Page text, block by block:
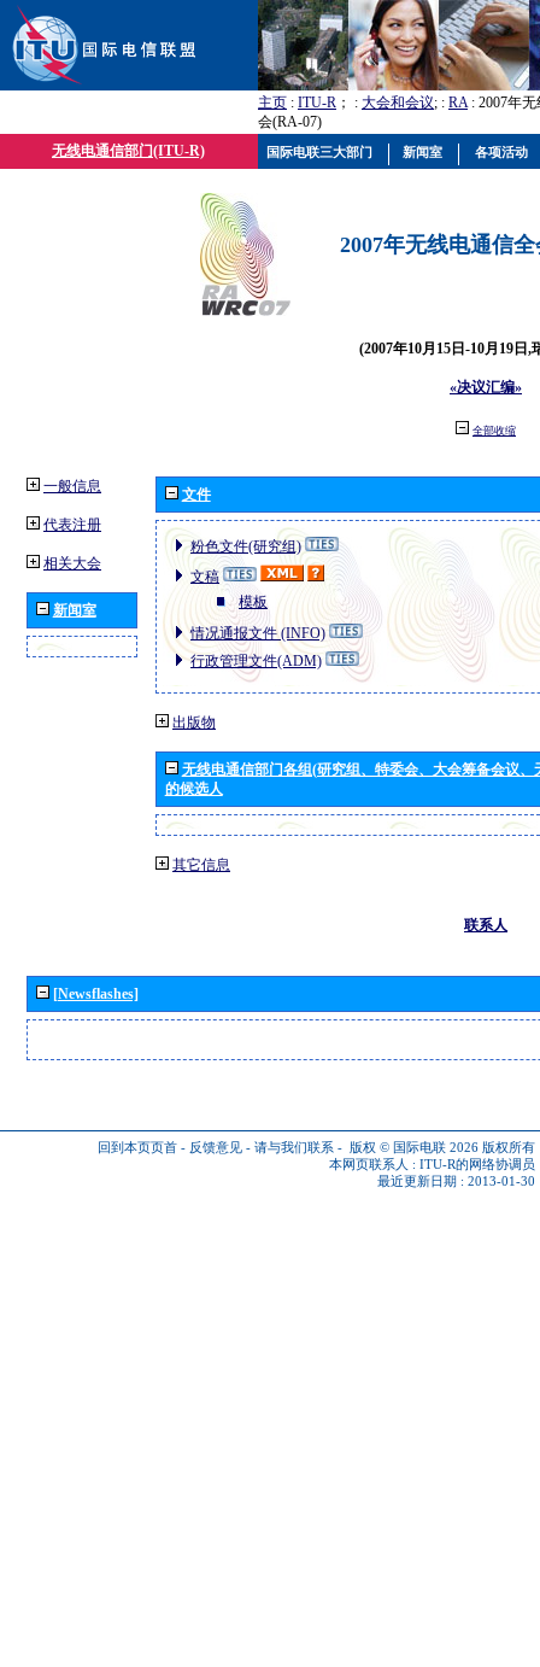
主页 : ITU-R ； : 大会和会议; : RA: 2007年
会(RA-07)
无线电通信部门(ITU-R)
2007年无线电通信
(2007年10月15日-10月19日,
«决议汇编»
全部收缩
一般信息
代表注册
相关大会
新闻室
文件
粉色文件(研究组)
文稿
模板
情况通报文件 (INFO)
行政管理文件(ADM)
出版物
无线电通信部门各组(研究组、特委会、大会筹备会议
的候选人
其它信息
联系人
[Newsflashes]
回到本页页首 - 反馈意见 - 请与我们联系 - 版权 © 国际电联 2026 版权所有
本网页联系人 : ITU-R的网络协调员
最近更新日期 : 2013-01-30
国际电联三大部门 新闻室 各项活动